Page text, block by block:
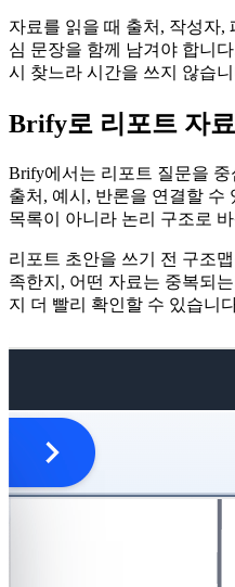
자료를 읽을 때 출처, 작성자,
심 문장을 함께 남겨야 합니
시 찾느라 시간을 쓰지 않습
Brify로 리포트 자
Brify에서는 리포트 질문을
출처, 예시, 반론을 연결할 수
목록이 아니라 논리 구조로
리포트 초안을 쓰기 전 구조
족한지, 어떤 자료는 중복되
지 더 빨리 확인할 수 있습니